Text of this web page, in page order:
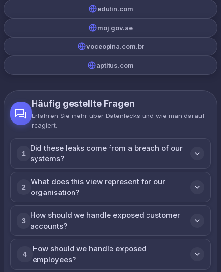
edutin.com
moj.gov.ae
voceopina.com.br
aptitus.com
Häufig gestellte Fragen
Erfahren Sie mehr über Datenlecks und wie man darauf
reagiert.
1
Did these leaks come from a breach of our
systems?
2
What does this view represent for our
organisation?
3
How should we handle exposed customer
accounts?
4
How should we handle exposed
employees?